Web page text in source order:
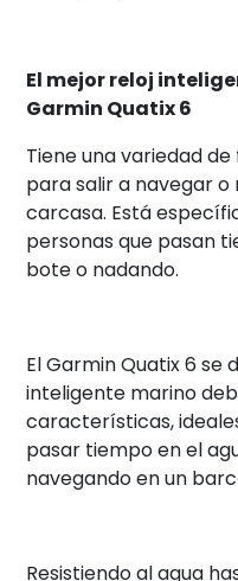
El mejor reloj
Garmin Quatix 6
Tiene una variedad
para salir a navegar o
carcasa. Está
personas que pasan
bote o nadando.
El Garmin Quatix 6 se
inteligente marino
características,
pasar tiempo en el
navegando en un
Resistiendo al agua